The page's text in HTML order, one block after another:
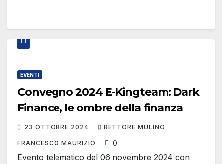
EVENTI
Convegno 2024 E-Kingteam: Dark
Finance, le ombre della finanza
23 OTTOBRE 2024 RETTORE MULINO
FRANCESCO MAURIZIO 0
Evento telematico del 06 novembre 2024 con